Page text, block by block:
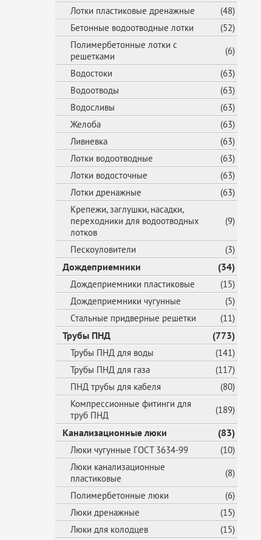
Лотки пластиковые дренажные
(48)
Бетонные водоотводные лотки
(52)
Полимербетонные лотки с
решетками
(6)
Водостоки
(63)
Водоотводы
(63)
Водосливы
(63)
Желоба
(63)
Ливневка
(63)
Лотки водоотводные
(63)
Лотки водосточные
(63)
Лотки дренажные
(63)
Крепежи, заглушки, насадки,
переходники для водоотводных
лотков
(9)
Пескоуловители (3)
Дождеприемники (34)
Дождеприемники пластиковые
(15)
Дождеприемники чугунные
(5)
Стальные придверные решетки
(11)
Трубы ПНД (773)
Трубы ПНД для воды
(141)
Трубы ПНД для газа
(117)
ПНД трубы для кабеля
(80)
Компрессионные фитинги для
труб ПНД
(189)
Канализационные люки (83)
Люки чугунные ГОСТ 3634-99
(10)
Люки канализационные
пластиковые
(8)
Полимербетонные люки
(6)
Люки дренажные
(15)
Люки для колодцев
(15)